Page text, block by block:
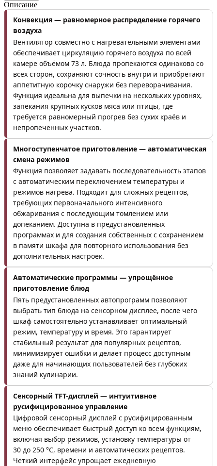
Описание
Конвекция — равномерное распределение горячего
воздуха
Вентилятор совместно с нагревательными элементами
обеспечивает циркуляцию горячего воздуха по всей
камере объёмом 73 л. Блюда пропекаются одинаково со
всех сторон, сохраняют сочность внутри и приобретают
аппетитную корочку снаружи без переворачивания.
Функция идеальна для выпечки на нескольких уровнях,
запекания крупных кусков мяса или птицы, где
требуется равномерный прогрев без сухих краёв и
непропечённых участков.
Многоступенчатое приготовление — автоматическая
смена режимов
Функция позволяет задавать последовательность этапов
с автоматическим переключением температуры и
режимов нагрева. Подходит для сложных рецептов,
требующих первоначального интенсивного
обжаривания с последующим томлением или
допеканием. Доступна в предустановленных
программах и для создания собственных с сохранением
в памяти шкафа для повторного использования без
дополнительных настроек.
Автоматические программы — упрощённое
приготовление блюд
Пять предустановленных автопрограмм позволяют
выбрать тип блюда на сенсорном дисплее, после чего
шкаф самостоятельно устанавливает оптимальный
режим, температуру и время. Это гарантирует
стабильный результат для популярных рецептов,
минимизирует ошибки и делает процесс доступным
даже для начинающих пользователей без глубоких
знаний кулинарии.
Сенсорный TFT-дисплей — интуитивное
русифицированное управление
Цифровой сенсорный дисплей с русифицированным
меню обеспечивает быстрый доступ ко всем функциям,
включая выбор режимов, установку температуры от
30 до 250 °C, времени и автоматических рецептов.
Чёткий интерфейс упрощает ежедневную